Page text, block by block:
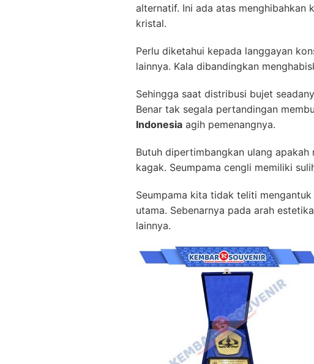
alternatif. Ini ada atas menghibahkan
kristal.
Perlu diketahui kepada langgayan
lainnya. Kala dibandingkan
Sehingga saat distribusi bujet
Benar tak segala pertandingan
Indonesia agih pemenangnya.
Butuh dipertimbangkan ulang
kagak. Seumpama cengli memiliki
Seumpama kita tidak teliti
utama. Sebenarnya pada arah
lainnya.